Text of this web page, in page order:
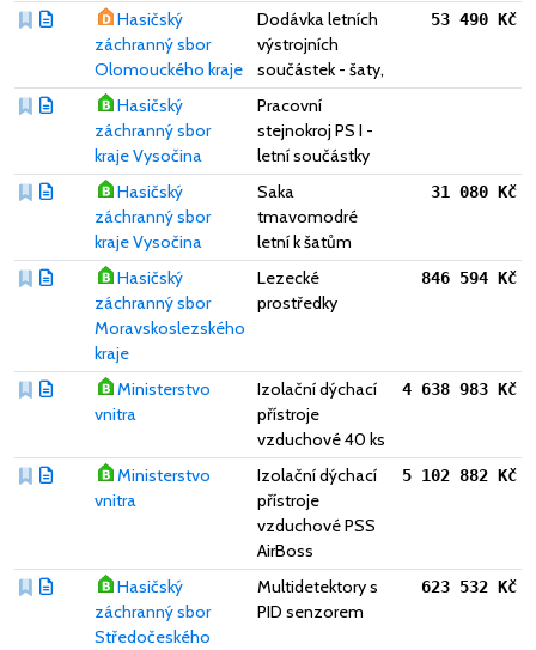
Hasičský
záchranný sbor
Olomouckého kraje
Dodávka letních
výstrojních
součástek - šaty,
53 490 Kč
Hasičský
záchranný sbor
kraje Vysočina
Pracovní
stejnokroj PS I -
letní součástky
Hasičský
záchranný sbor
kraje Vysočina
Saka
tmavomodré
letní k šatům
31 080 Kč
Hasičský
záchranný sbor
Moravskoslezského
kraje
Lezecké
prostředky
846 594 Kč
Ministerstvo
vnitra
Izolační dýchací
přístroje
vzduchové 40 ks
4 638 983 Kč
Ministerstvo
vnitra
Izolační dýchací
přístroje
vzduchové PSS
AirBoss
5 102 882 Kč
Hasičský
záchranný sbor
Středočeského
Multidetektory s
PID senzorem
623 532 Kč